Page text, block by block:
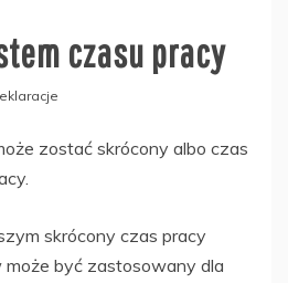
czasu pracy
zostać skrócony albo czas
skrócony czas pracy
być zastosowany dla